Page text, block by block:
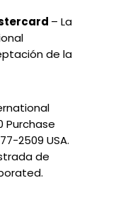
– La
de la
Purchase
2509 USA.
de